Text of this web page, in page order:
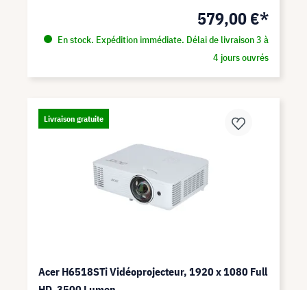
579,00 €*
En stock. Expédition immédiate. Délai de livraison 3 à
4 jours ouvrés
Livraison gratuite
Acer H6518STi Vidéoprojecteur, 1920 x 1080 Full